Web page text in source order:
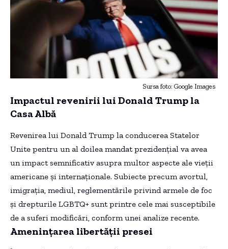
Sursa foto: Google Images
Impactul revenirii lui Donald Trump la
Casa Albă
Revenirea lui Donald Trump la conducerea Statelor
Unite pentru un al doilea mandat prezidențial va avea
un impact semnificativ asupra multor aspecte ale vieții
americane și internaționale. Subiecte precum avortul,
imigrația, mediul, reglementările privind armele de foc
și drepturile LGBTQ+ sunt printre cele mai susceptibile
de a suferi modificări, conform unei analize recente.
Amenințarea libertății presei